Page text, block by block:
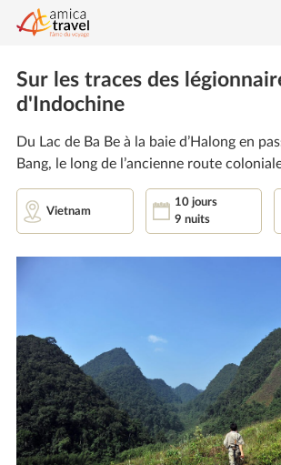
Sur les traces des
d'Indochine
Du Lac de Ba Be à la baie d’Halong en
Bang, le long de l’ancienne route
Vietnam
10 jours
9 nuits